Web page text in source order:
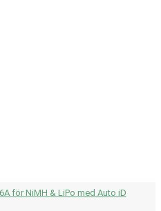
för NiMH & LiPo med Auto iD